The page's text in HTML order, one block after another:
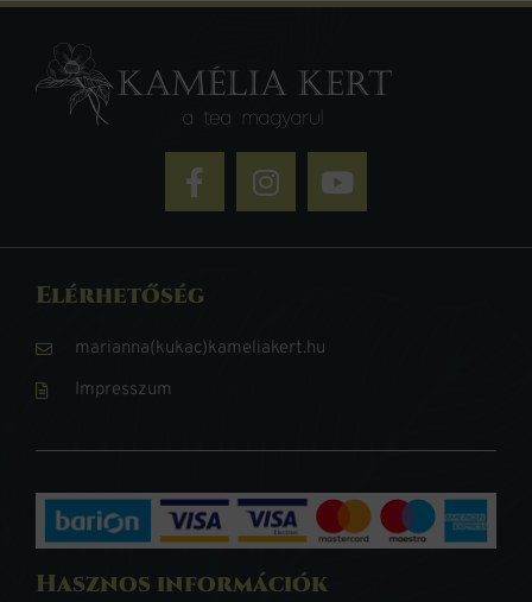
Elérhetőség
marianna(kukac)kameliakert.hu
Impresszum
Hasznos információk